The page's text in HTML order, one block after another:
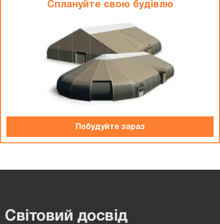
Сплануйте свою будiвлю
Побудуйте зараз
Світовий досвід